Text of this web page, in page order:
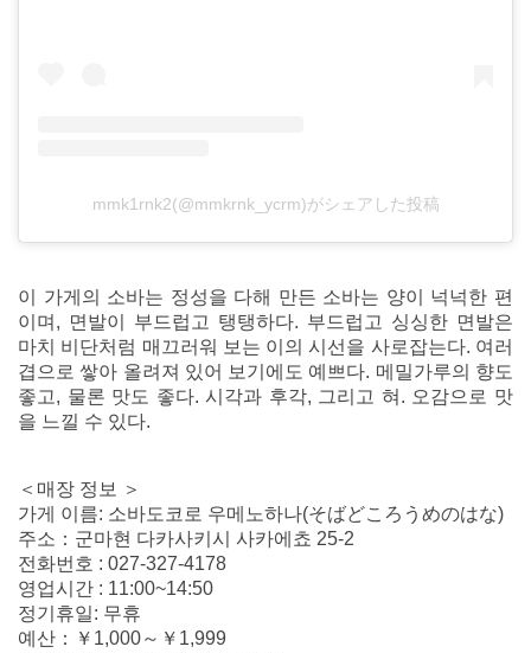
mmk1rnk2(@mmkrnk_ycrm)がシェアした投稿
이 가게의 소바는 정성을 다해 만든 소바는 양이 넉넉한 편
이며, 면발이 부드럽고 탱탱하다. 부드럽고 싱싱한 면발은
마치 비단처럼 매끄러워 보는 이의 시선을 사로잡는다. 여러
겹으로 쌓아 올려져 있어 보기에도 예쁘다. 메밀가루의 향도
좋고, 물론 맛도 좋다. 시각과 후각, 그리고 혀. 오감으로 맛
을 느낄 수 있다.
＜매장 정보 ＞
가게 이름: 소바도코로 우메노하나(そばどころうめのはな)
주소：군마현 다카사키시 사카에쵸 25-2
전화번호 : 027-327-4178
영업시간 : 11:00~14:50
정기휴일: 무휴
예산：￥1,000～￥1,999